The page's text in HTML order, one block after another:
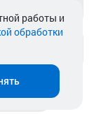
работы и
обработки